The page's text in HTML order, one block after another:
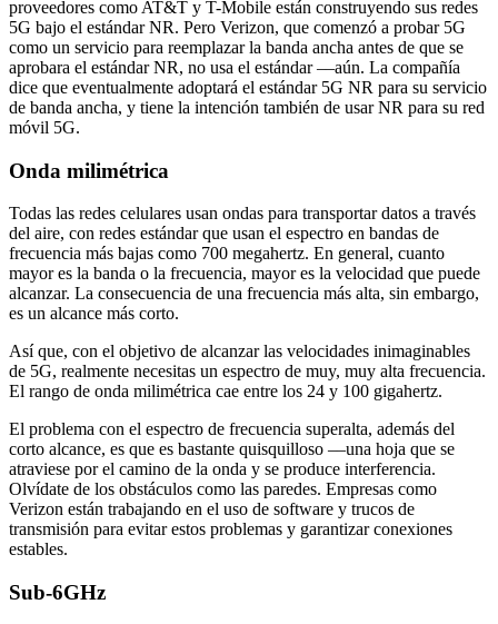
proveedores como AT&T y T-Mobile están construyendo sus redes
5G bajo el estándar NR. Pero Verizon, que comenzó a probar 5G
como un servicio para reemplazar la banda ancha antes de que se
aprobara el estándar NR, no usa el estándar ––aún. La compañía
dice que eventualmente adoptará el estándar 5G NR para su servicio
de banda ancha, y tiene la intención también de usar NR para su red
móvil 5G.
Onda milimétrica
Todas las redes celulares usan ondas para transportar datos a través
del aire, con redes estándar que usan el espectro en bandas de
frecuencia más bajas como 700 megahertz. En general, cuanto
mayor es la banda o la frecuencia, mayor es la velocidad que puede
alcanzar. La consecuencia de una frecuencia más alta, sin embargo,
es un alcance más corto.
Así que, con el objetivo de alcanzar las velocidades inimaginables
de 5G, realmente necesitas un espectro de muy, muy alta frecuencia.
El rango de onda milimétrica cae entre los 24 y 100 gigahertz.
El problema con el espectro de frecuencia superalta, además del
corto alcance, es que es bastante quisquilloso ––una hoja que se
atraviese por el camino de la onda y se produce interferencia.
Olvídate de los obstáculos como las paredes. Empresas como
Verizon están trabajando en el uso de software y trucos de
transmisión para evitar estos problemas y garantizar conexiones
estables.
Sub-6GHz